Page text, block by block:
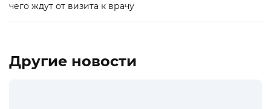
чего ждут от визита к врачу
Другие новости